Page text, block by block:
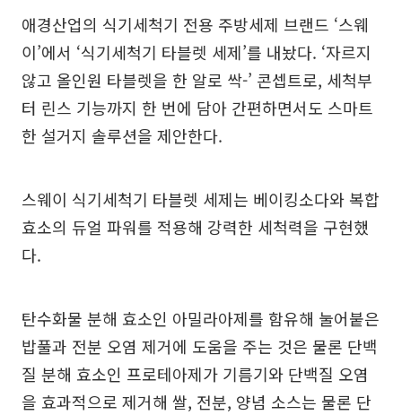
애경산업의 식기세척기 전용 주방세제 브랜드 ‘스웨
이’에서 ‘식기세척기 타블렛 세제’를 내놨다. ‘자르지
않고 올인원 타블렛을 한 알로 싹-’ 콘셉트로, 세척부
터 린스 기능까지 한 번에 담아 간편하면서도 스마트
한 설거지 솔루션을 제안한다.
스웨이 식기세척기 타블렛 세제는 베이킹소다와 복합
효소의 듀얼 파워를 적용해 강력한 세척력을 구현했
다.
탄수화물 분해 효소인 아밀라아제를 함유해 눌어붙은
밥풀과 전분 오염 제거에 도움을 주는 것은 물론 단백
질 분해 효소인 프로테아제가 기름기와 단백질 오염
을 효과적으로 제거해 쌀, 전분, 양념 소스는 물론 단